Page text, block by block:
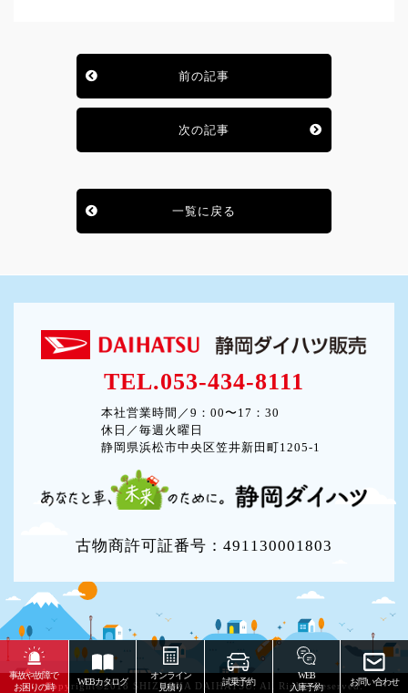
事故や故障で
お困りの時
WEBカタログ
オンライン
見積り
試乗予約
WEB
入庫予約
お問い合わせ
前の記事
次の記事
一覧に戻る
TEL.053-434-8111
本社営業時間／9：00〜17：30
休日／毎週火曜日
静岡県浜松市中央区笠井新田町1205-1
古物商許可証番号：491130001803
Copyright©2018 SHIZUOKA DAIHATSU. All Rights Reserved.